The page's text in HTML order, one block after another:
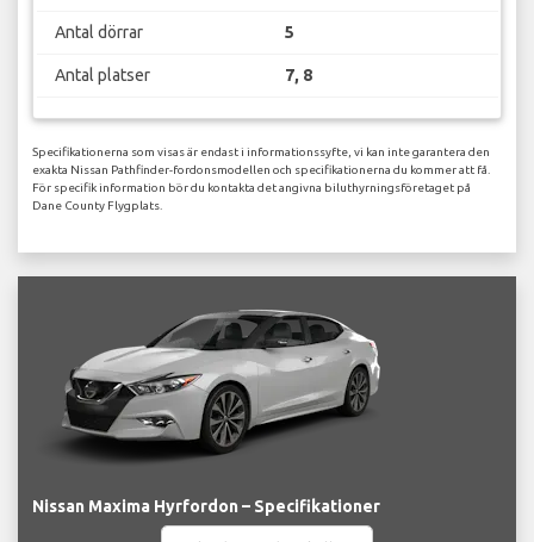
Antal dörrar 5
Antal platser 7, 8
Specifikationerna som visas är endast i informationssyfte, vi kan inte garantera den
exakta Nissan Pathfinder-fordonsmodellen och specifikationerna du kommer att få.
För specifik information bör du kontakta det angivna biluthyrningsföretaget på
Dane County Flygplats.
Nissan Maxima Hyrfordon – Specifikationer